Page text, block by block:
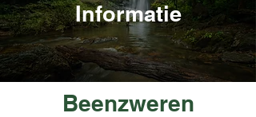
Informatie
Beenzweren